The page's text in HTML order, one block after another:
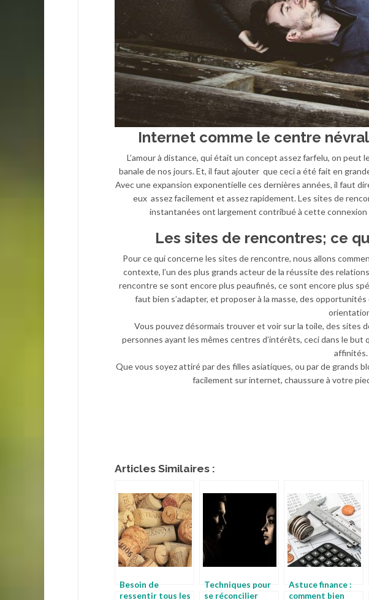
Internet comme le centre
L’amour à distance, qui était un concept assez farfelu, on
banale de nos jours. Et, il faut ajouter que ceci a été fait en
Avec une expansion exponentielle ces dernières années, il faut
eux assez facilement et assez rapidement. Les sites de
instantanées ont largement contribué à cette connexion
Les sites de rencontres; ce
Pour ce qui concerne les sites de rencontre, nous allons
contexte, l’un des plus grands acteur de la réussite des
rencontre se sont encore plus peaufinés, ce sont encore plus
faut bien s’adapter, et proposer à la masse, des
Vous pouvez désormais trouver et voir sur la toile, des
personnes ayant les mêmes centres d’intérêts, ceci dans le
affinités.
Que vous soyez attiré par des filles asiatiques, ou par de grands
facilement sur internet, chaussure à votre
Articles Similaires :
Besoin de
ressentir tous les
Techniques pour
se réconcilier
Astuce finance :
comment bien